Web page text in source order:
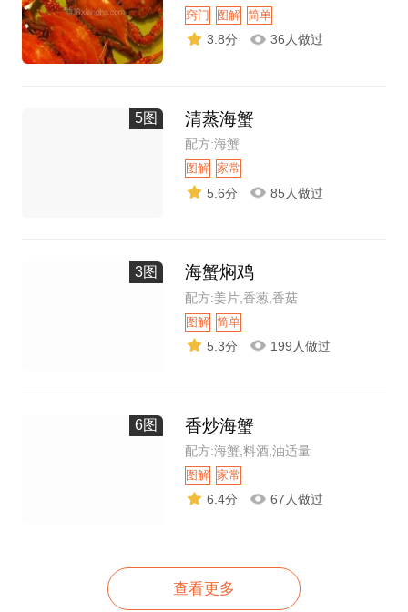
窍门 图解 简单
3.8分 36人做过
5图 清蒸海蟹
配方:海蟹
图解 家常
5.6分 85人做过
3图 海蟹焖鸡
配方:姜片,香葱,香菇
图解 简单
5.3分 199人做过
6图 香炒海蟹
配方:海蟹,料酒,油适量
图解 家常
6.4分 67人做过
查看更多